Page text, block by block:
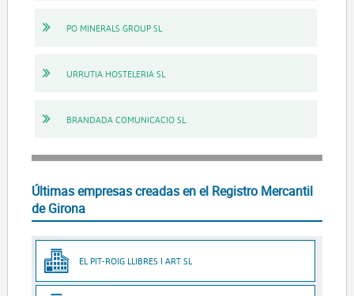
PO MINERALS GROUP SL
URRUTIA HOSTELERIA SL
BRANDADA COMUNICACIO SL
Últimas empresas creadas en el Registro Mercantil
de Girona
EL PIT-ROIG LLIBRES I ART SL